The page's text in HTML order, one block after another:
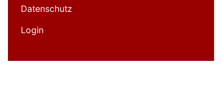
Datenschutz
Login